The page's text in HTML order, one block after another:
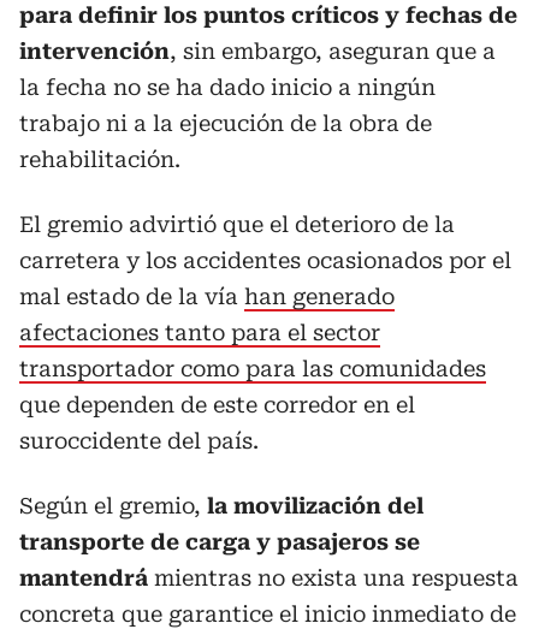
para definir los puntos críticos y fechas de
intervención, sin embargo, aseguran que a
la fecha no se ha dado inicio a ningún
trabajo ni a la ejecución de la obra de
rehabilitación.
El gremio advirtió que el deterioro de la
carretera y los accidentes ocasionados por el
mal estado de la vía han generado
afectaciones tanto para el sector
transportador como para las comunidades
que dependen de este corredor en el
suroccidente del país.
Según el gremio, la movilización del
transporte de carga y pasajeros se
mantendrá mientras no exista una respuesta
concreta que garantice el inicio inmediato de